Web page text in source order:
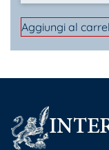
Aggiungi al